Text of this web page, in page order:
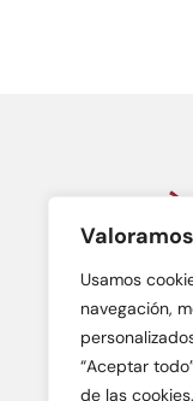
Usamos
navegación,
“Aceptar
de las cookies.